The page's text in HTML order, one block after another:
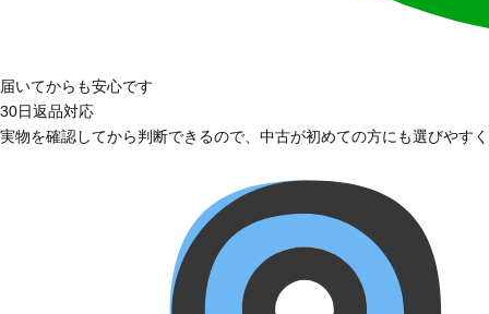
届いてからも安心です
30日返品対応
実物を確認してから判断できるので、中古が初めての方にも選びやす